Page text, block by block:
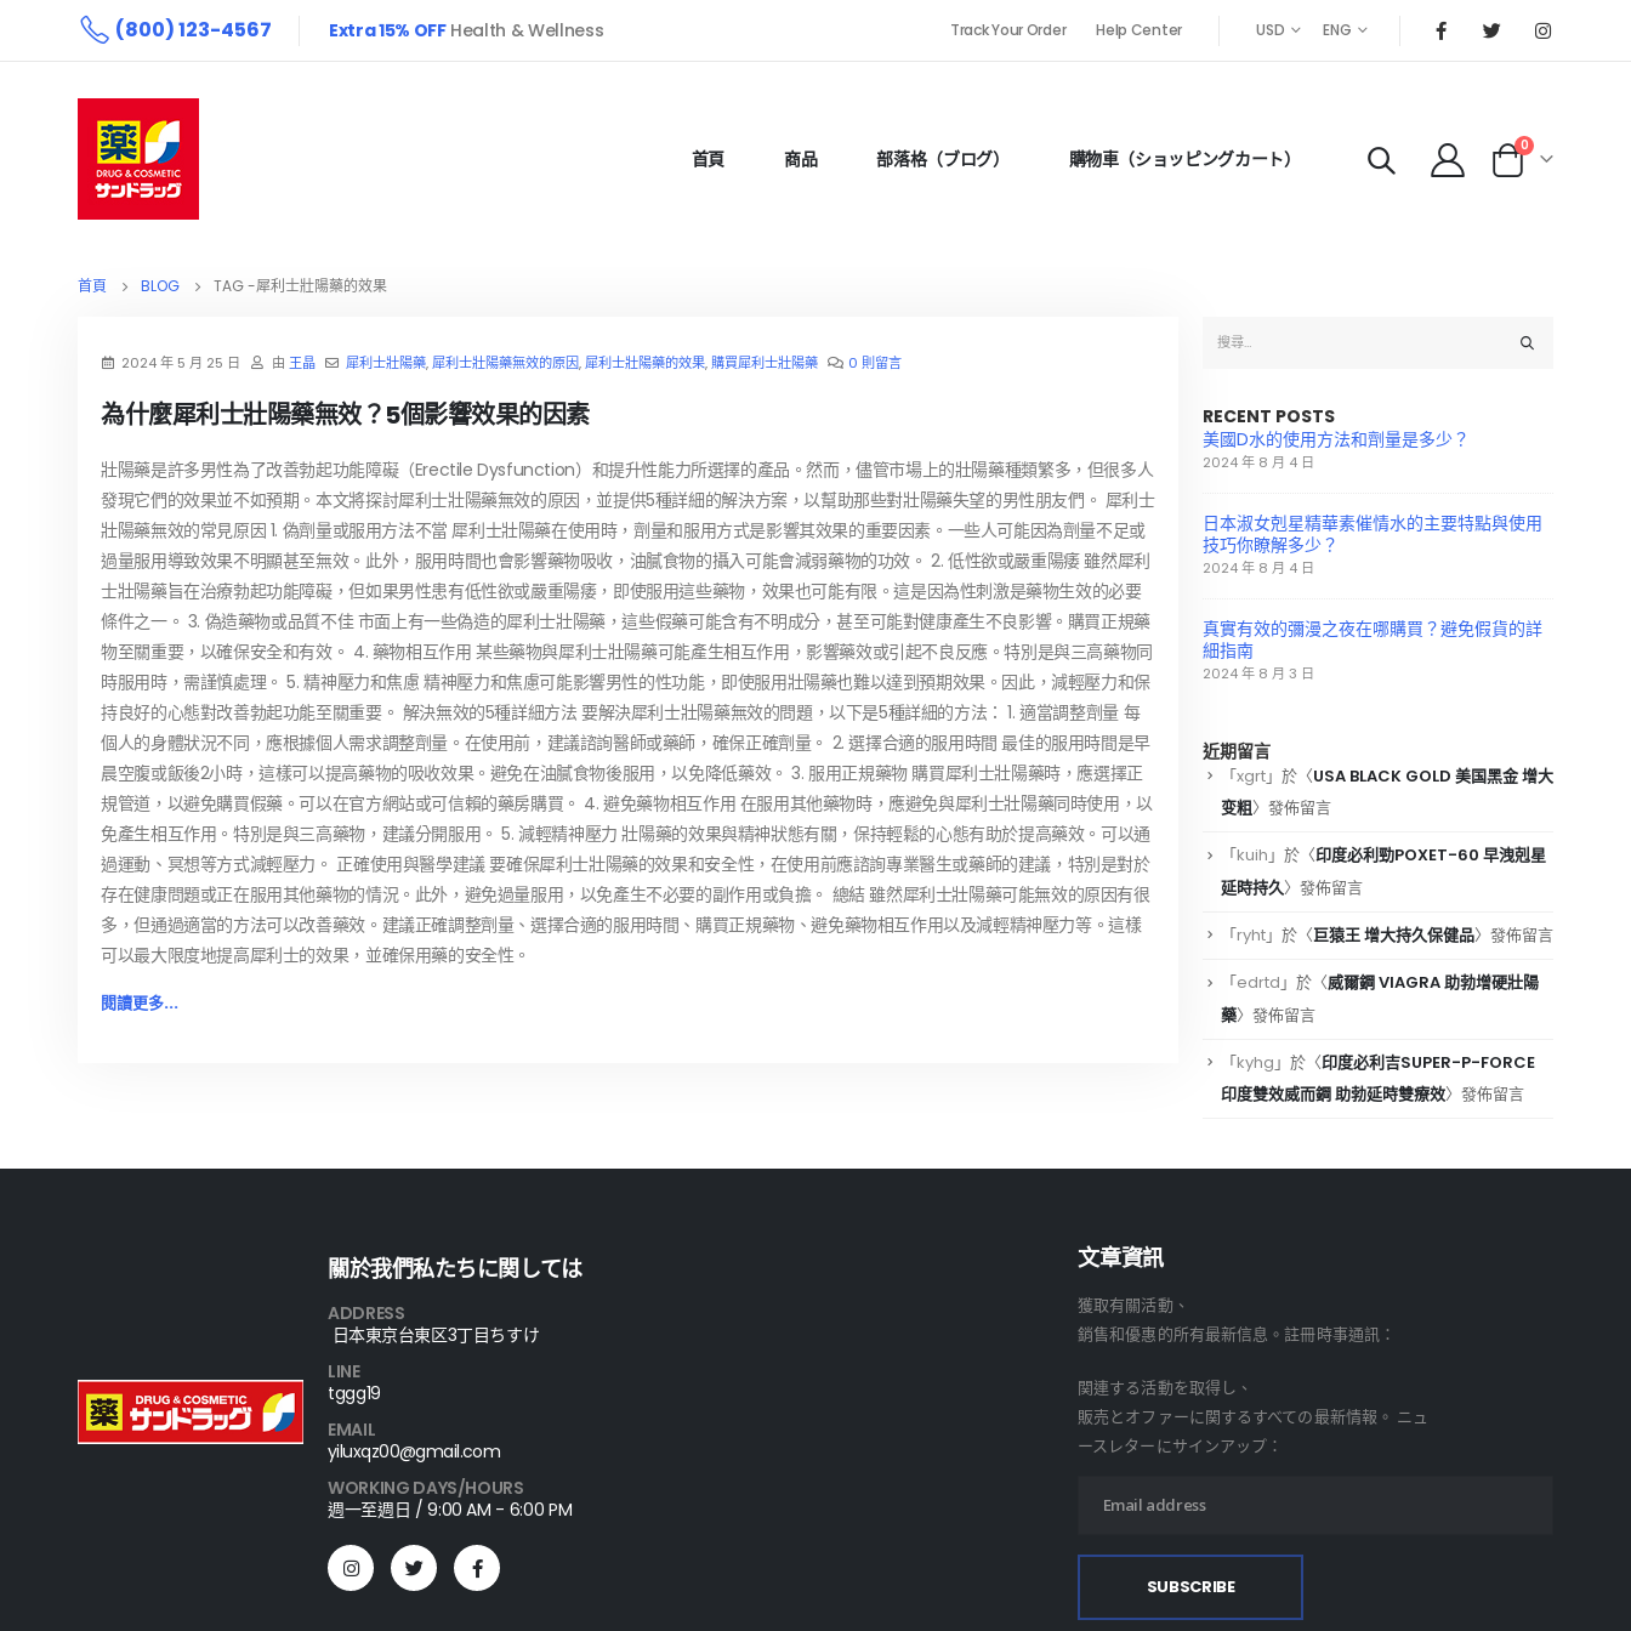
(800) 123-4567 Extra 15% OFFHealth & Wellness Track Your Order Help Center USD ENG
首頁 商品 部落格（ブログ） 購物車（ショッピングカート）
0
首頁 BLOG TAG -犀利士壯陽藥的效果
2024 年 5 月 25 日 由 王晶 犀利士壯陽藥,犀利士壯陽藥無效的原因,犀利士壯陽藥的效果, 購買犀利士壯陽藥 0 則留言
為什麼犀利士壯陽藥無效？5個影響效果的因素
壯陽藥是許多男性為了改善勃起功能障礙（Erectile Dysfunction）和提升性能力所選擇的產品。然而，儘管市場上的壯陽藥種類繁多，但很多人
發現它們的效果並不如預期。本文將探討犀利士壯陽藥無效的原因，並提供5種詳細的解決方案，以幫助那些對壯陽藥失望的男性朋友們。 犀利士
壯陽藥無效的常見原因 1. 偽劑量或服用方法不當 犀利士壯陽藥在使用時，劑量和服用方式是影響其效果的重要因素。一些人可能因為劑量不足或
過量服用導致效果不明顯甚至無效。此外，服用時間也會影響藥物吸收，油膩食物的攝入可能會減弱藥物的功效。 2. 低性欲或嚴重陽痿 雖然犀利
士壯陽藥旨在治療勃起功能障礙，但如果男性患有低性欲或嚴重陽痿，即使服用這些藥物，效果也可能有限。這是因為性刺激是藥物生效的必要
條件之一。 3. 偽造藥物或品質不佳 市面上有一些偽造的犀利士壯陽藥，這些假藥可能含有不明成分，甚至可能對健康產生不良影響。購買正規藥
物至關重要，以確保安全和有效。 4. 藥物相互作用 某些藥物與犀利士壯陽藥可能產生相互作用，影響藥效或引起不良反應。特別是與三高藥物同
時服用時，需謹慎處理。 5. 精神壓力和焦慮 精神壓力和焦慮可能影響男性的性功能，即使服用壯陽藥也難以達到預期效果。因此，減輕壓力和保
持良好的心態對改善勃起功能至關重要。 解決無效的5種詳細方法 要解決犀利士壯陽藥無效的問題，以下是5種詳細的方法： 1. 適當調整劑量 每
個人的身體狀況不同，應根據個人需求調整劑量。在使用前，建議諮詢醫師或藥師，確保正確劑量。 2. 選擇合適的服用時間 最佳的服用時間是早
晨空腹或飯後2小時，這樣可以提高藥物的吸收效果。避免在油膩食物後服用，以免降低藥效。 3. 服用正規藥物 購買犀利士壯陽藥時，應選擇正
規管道，以避免購買假藥。可以在官方網站或可信賴的藥房購買。 4. 避免藥物相互作用 在服用其他藥物時，應避免與犀利士壯陽藥同時使用，以
免產生相互作用。特別是與三高藥物，建議分開服用。 5. 減輕精神壓力 壯陽藥的效果與精神狀態有關，保持輕鬆的心態有助於提高藥效。可以通
過運動、冥想等方式減輕壓力。 正確使用與醫學建議 要確保犀利士壯陽藥的效果和安全性，在使用前應諮詢專業醫生或藥師的建議，特別是對於
存在健康問題或正在服用其他藥物的情況。此外，避免過量服用，以免產生不必要的副作用或負擔。 總結 雖然犀利士壯陽藥可能無效的原因有很
多，但通過適當的方法可以改善藥效。建議正確調整劑量、選擇合適的服用時間、購買正規藥物、避免藥物相互作用以及減輕精神壓力等。這樣
可以最大限度地提高犀利士的效果，並確保用藥的安全性。
閱讀更多...
RECENT POSTS
美國D水的使用方法和劑量是多少？
2024 年 8 月 4 日
日本淑女剋星精華素催情水的主要特點與使用
技巧你瞭解多少？
2024 年 8 月 4 日
真實有效的彌漫之夜在哪購買？避免假貨的詳
細指南
2024 年 8 月 3 日
近期留言
「xgrt」於〈USA BLACK GOLD 美国黑金 增大
变粗〉發佈留言
「kuih 」於〈印度必利勁POXET-60 早洩剋星
延時持久〉發佈留言
「ryht」於〈巨猿王 增大持久保健品〉發佈留言
「edrtd 」於〈威爾鋼 VIAGRA 助勃增硬壯陽
藥〉發佈留言
「kyhg 」於〈印度必利吉SUPER-P-FORCE
印度雙效威而鋼 助勃延時雙療效〉發佈留言
關於我們私たちに関しては
ADDRESS
日本東京台東区3丁目ちすけ
LINE
tggg19
EMAIL
yiluxqz00@gmail.com
WORKING DAYS/HOURS
週一至週日 / 9:00 AM - 6:00 PM
文章資訊
獲取有關活動、
銷售和優惠的所有最新信息。註冊時事通訊：
関連する活動を取得し、
販売とオファーに関するすべての最新情報。 ニュ
ースレターにサインアップ：